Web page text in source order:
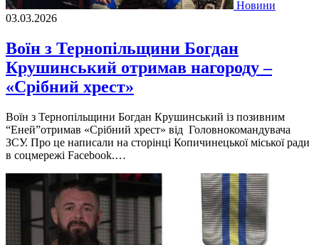
Новини
03.03.2026
Воїн з Тернопільщини Богдан
Крушинський отримав нагороду –
«Срібний хрест»
Воїн з Тернопільщини Богдан Крушинський із позивним
“Еней”отримав «Срібний хрест» від Головнокомандувача
ЗСУ. Про це написали на сторінці Копичинецької міської ради
в соцмережі Facebook.…